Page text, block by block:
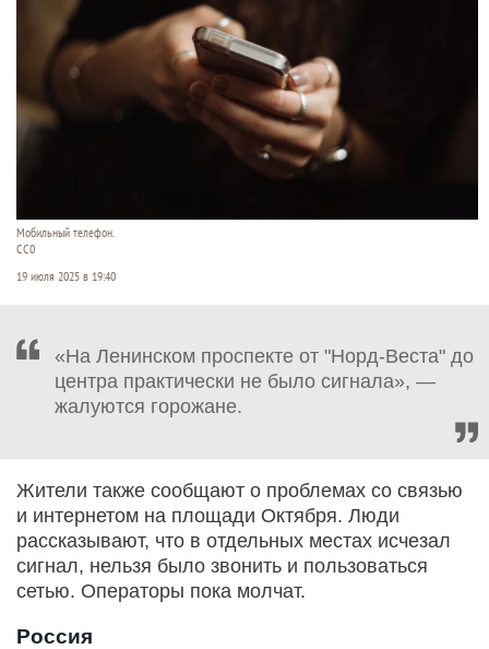
Мобильный телефон.
CC0
19 июля 2025 в 19:40
«На Ленинском проспекте от "Норд-Веста" до
центра практически не было сигнала», —
жалуются горожане.
Жители также сообщают о проблемах со связью
и интернетом на площади Октября. Люди
рассказывают, что в отдельных местах исчезал
сигнал, нельзя было звонить и пользоваться
сетью. Операторы пока молчат.
Россия